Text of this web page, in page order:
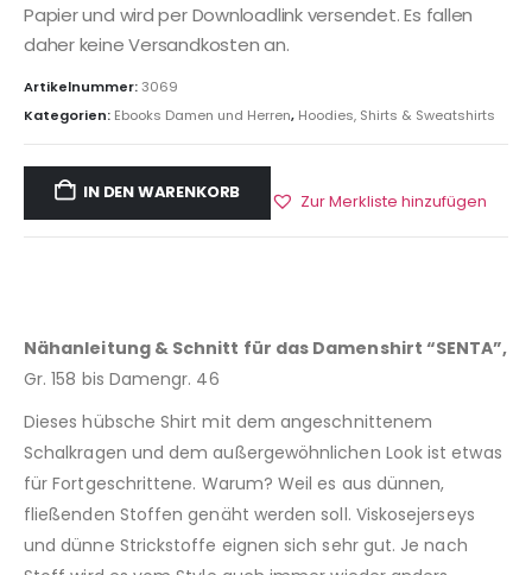
Papier und wird per Downloadlink versendet. Es fallen
daher keine Versandkosten an.
Artikelnummer:3069
Kategorien: Ebooks Damen und Herren, Hoodies, Shirts & Sweatshirts
IN DEN WARENKORB Zur Merkliste hinzufügen
Nähanleitung & Schnitt für das Damenshirt “SENTA”,
Gr. 158 bis Damengr. 46
Dieses hübsche Shirt mit dem angeschnittenem
Schalkragen und dem außergewöhnlichen Look ist etwas
für Fortgeschrittene. Warum? Weil es aus dünnen,
fließenden Stoffen genäht werden soll. Viskosejerseys
und dünne Strickstoffe eignen sich sehr gut. Je nach